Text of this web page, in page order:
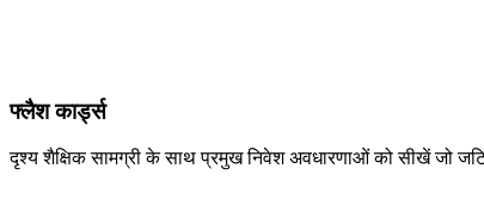
फ्लैश कार्ड्स
दृश्य शैक्षिक सामग्री के साथ प्रमुख निवेश अवधारणाओं को सीखें जो